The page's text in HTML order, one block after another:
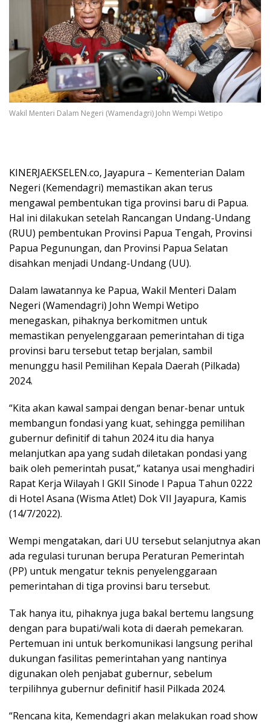
Wakil Menteri Dalam Negeri (Wamendagri) John Wempi Wetipo
KINERJAEKSELEN.co, Jayapura – Kementerian Dalam
Negeri (Kemendagri) memastikan akan terus
mengawal pembentukan tiga provinsi baru di Papua.
Hal ini dilakukan setelah Rancangan Undang-Undang
(RUU) pembentukan Provinsi Papua Tengah, Provinsi
Papua Pegunungan, dan Provinsi Papua Selatan
disahkan menjadi Undang-Undang (UU).
Dalam lawatannya ke Papua, Wakil Menteri Dalam
Negeri (Wamendagri) John Wempi Wetipo
menegaskan, pihaknya berkomitmen untuk
memastikan penyelenggaraan pemerintahan di tiga
provinsi baru tersebut tetap berjalan, sambil
menunggu hasil Pemilihan Kepala Daerah (Pilkada)
2024.
“Kita akan kawal sampai dengan benar-benar untuk
membangun fondasi yang kuat, sehingga pemilihan
gubernur definitif di tahun 2024 itu dia hanya
melanjutkan apa yang sudah diletakan pondasi yang
baik oleh pemerintah pusat,” katanya usai menghadiri
Rapat Kerja Wilayah I GKII Sinode I Papua Tahun 0222
di Hotel Asana (Wisma Atlet) Dok VII Jayapura, Kamis
(14/7/2022).
Wempi mengatakan, dari UU tersebut selanjutnya akan
ada regulasi turunan berupa Peraturan Pemerintah
(PP) untuk mengatur teknis penyelenggaraan
pemerintahan di tiga provinsi baru tersebut.
Tak hanya itu, pihaknya juga bakal bertemu langsung
dengan para bupati/wali kota di daerah pemekaran.
Pertemuan ini untuk berkomunikasi langsung perihal
dukungan fasilitas pemerintahan yang nantinya
digunakan oleh penjabat gubernur, sebelum
terpilihnya gubernur definitif hasil Pilkada 2024.
“Rencana kita, Kemendagri akan melakukan road show